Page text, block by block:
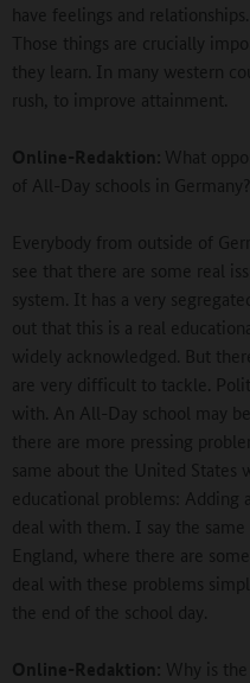
have feelings and
Those things are crucially
they learn. In many western
rush, to improve attainment.
Online-Redaktion: What
of All-Day schools in Germany?
Everybody from outside of
see that there are some real
system. It has a very
out that this is a real
widely acknowledged. But
are very difficult to tackle.
with. An All-Day school may
there are more pressing
same about the United States
educational problems: Adding
deal with them. I say the
England, where there are
deal with these problems
the end of the school day.
Online-Redaktion: Why is